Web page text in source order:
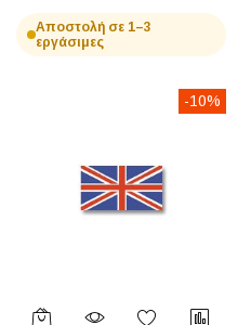
Αποστολή σε 1–3
εργάσιμες
-10%